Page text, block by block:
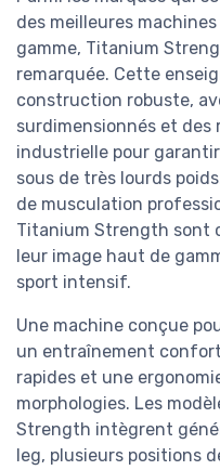
des meilleures
gamme, Titanium
remarquée. Cette
construction robuste,
surdimensionnés et
industrielle pour
sous de très lourds
de musculation
Titanium Strength sont
leur image haut de
sport intensif.
Une machine conçue
un entraînement
rapides et une
morphologies. Les
Strength intègrent
leg, plusieurs positions